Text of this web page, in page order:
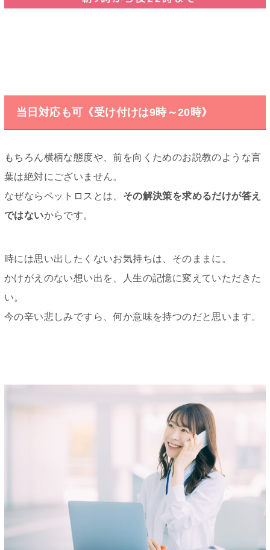
当日対応も可《受け付けは9時～20時》
もちろん横柄な態度や、前を向くためのお説教のような言
葉は絶対にございません。
なぜならペットロスとは、 その解決策を求めるだけが答え
ではないからです。
時には思い出したくないお気持ちは、そのままに。
かけがえのない想い出を、人生の記憶に変えていただきた
い。
今の辛い悲しみですら、何か意味を持つのだと思います。